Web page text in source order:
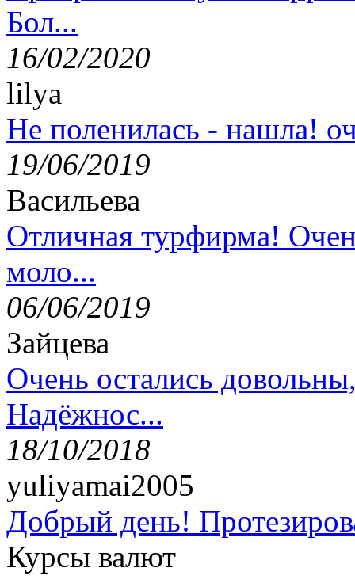
Бол...
16/02/2020
lilya
Не поленилась - нашла!
19/06/2019
Васильева
Отличная турфирма!
моло...
06/06/2019
Зайцева
Очень остались
Надёжнос...
18/10/2018
yuliyamai2005
Добрый день!
Курсы валют